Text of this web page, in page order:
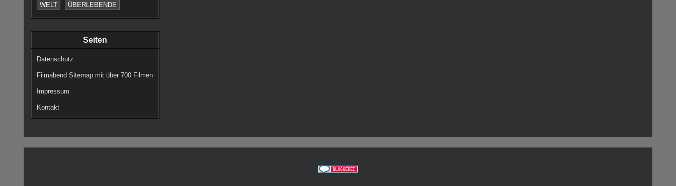
WELT
ÜBERLEBENDE
Seiten
Datenschutz
Filmabend Sitemap mit über 700 Filmen
Impressum
Kontakt